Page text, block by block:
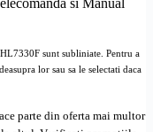
sunt subliniate. Pentru a
lor sau sa le selectati daca
parte din oferta mai multor